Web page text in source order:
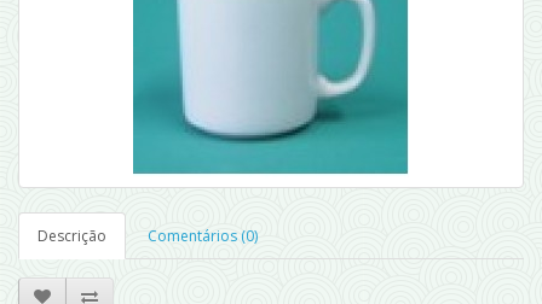
Descrição Comentários (0)